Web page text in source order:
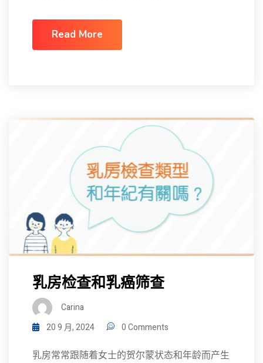
Read More
乳房检查和乳癌筛查
Carina
20 9 月, 2024
0 Comments
乳房常常跟随着女士的贺尔蒙状态和年龄而产生